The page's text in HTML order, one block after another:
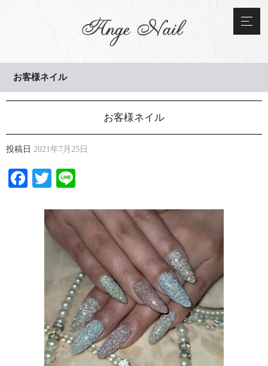
お客様ネイル
お客様ネイル
投稿日 2021年7月25日
Facebook
Twitter